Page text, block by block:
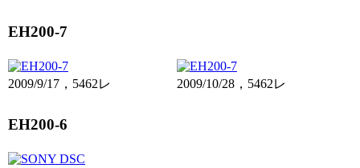
EH200-7
2009/9/17，5462レ 2009/10/28，5462レ
EH200-6